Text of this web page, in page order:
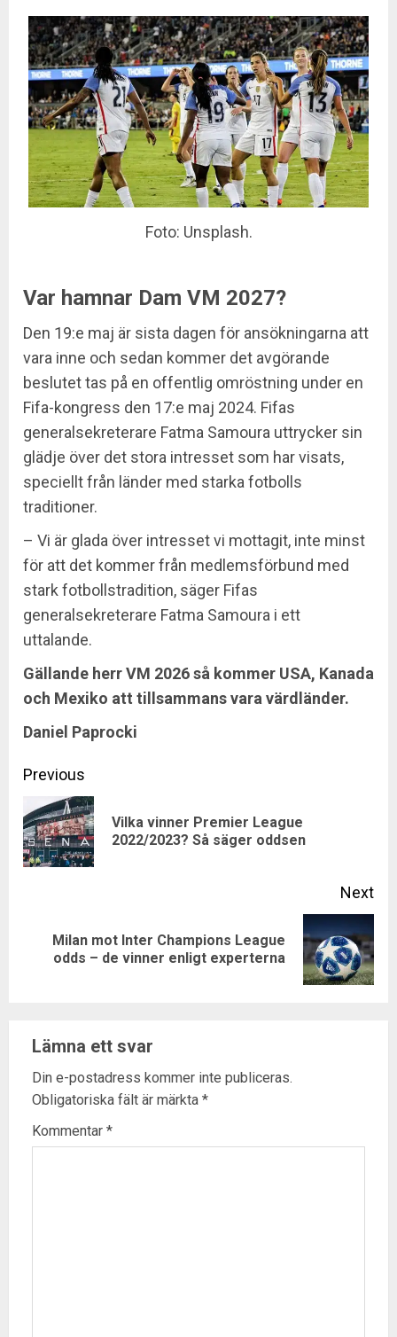
Foto: Unsplash.
Var hamnar Dam VM 2027?
Den 19:e maj är sista dagen för ansökningarna att
vara inne och sedan kommer det avgörande
beslutet tas på en offentlig omröstning under en
Fifa-kongress den 17:e maj 2024. Fifas
generalsekreterare Fatma Samoura uttrycker sin
glädje över det stora intresset som har visats,
speciellt från länder med starka fotbolls
traditioner.
– Vi är glada över intresset vi mottagit, inte minst
för att det kommer från medlemsförbund med
stark fotbollstradition, säger Fifas
generalsekreterare Fatma Samoura i ett
uttalande.
Gällande herr VM 2026 så kommer USA, Kanada
och Mexiko att tillsammans vara värdländer.
Daniel Paprocki
Continue
Reading
Previous
Vilka vinner Premier League
2022/2023? Så säger oddsen
Next
Next
post:
Milan mot Inter Champions League
odds – de vinner enligt experterna
Lämna ett svar
Din e-postadress kommer inte publiceras.
Obligatoriska fält är märkta *
Kommentar *